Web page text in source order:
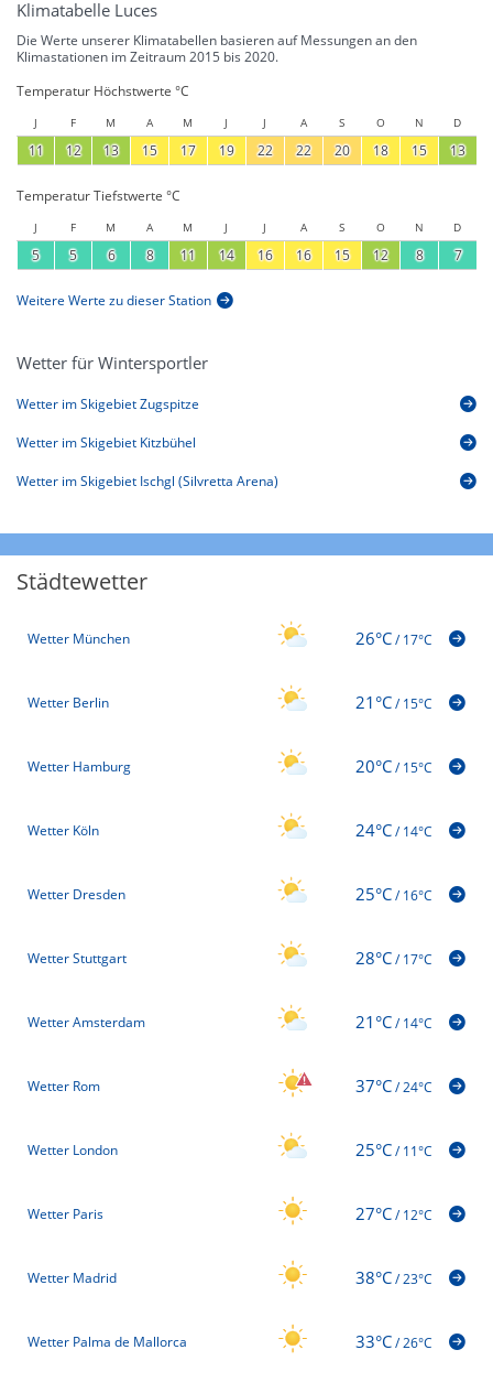
Klimatabelle Luces
Die Werte unserer Klimatabellen basieren auf Messungen an den
Klimastationen im Zeitraum 2015 bis 2020.
Temperatur Höchstwerte °C
J F M A M J J A S O N D
11 12 13 15 17 19 22 22 20 18 15 13
Temperatur Tiefstwerte °C
J F M A M J J A S O N D
5 5 6 8 11 14 16 16 15 12 8 7
Weitere Werte zu dieser Station
Wetter für Wintersportler
Wetter im Skigebiet Zugspitze
Wetter im Skigebiet Kitzbühel
Wetter im Skigebiet Ischgl (Silvretta Arena)
Städtewetter
Wetter München 26°C/17°C
Wetter Berlin 21°C/15°C
Wetter Hamburg 20°C/15°C
Wetter Köln 24°C/14°C
Wetter Dresden 25°C/16°C
Wetter Stuttgart 28°C/17°C
Wetter Amsterdam 21°C/14°C
Wetter Rom 37°C/24°C
Wetter London 25°C/11°C
Wetter Paris 27°C/12°C
Wetter Madrid 38°C/23°C
Wetter Palma de Mallorca 33°C/26°C